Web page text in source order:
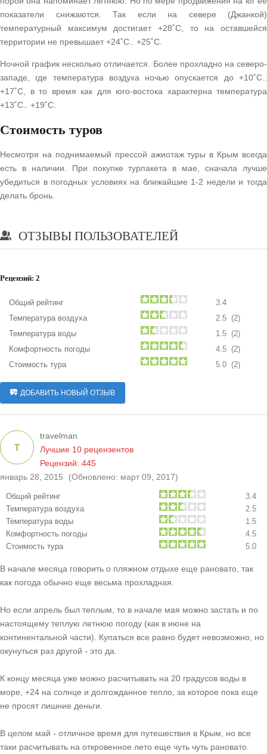
показатели снижаются. Так если на севере (Джанкой)
температурный максимум достигает +28˚С, то на оставшейся
территории не превышает +24˚С.. +25˚С.
Ночной график несколько отличается. Более прохладно на северо-
западе, где температура воздуха ночью опускается до +10˚С..
+17˚С, в то время как для юго-востока характерна температура
+13˚С.. +19˚С.
Стоимость туров
Несмотря на поднимаемый прессой ажиотаж туры в Крым всегда
есть в наличии. При покупке турпакета в мае, сначала лучше
убедиться в погодных условиях на ближайшие 1-2 недели и тогда
делать бронь.
ОТЗЫВЫ ПОЛЬЗОВАТЕЛЕЙ
Рецензий: 2
Общий рейтинг
3.4
Температура воздуха
2.5 (2)
Температура воды
1.5 (2)
Комфортность погоды
4.5 (2)
Стоимость тура
5.0 (2)
ДОБАВИТЬ НОВЫЙ ОТЗЫВ
январь 28, 2015 (Обновлено: март 09, 2017)
Общий рейтинг
3.4
Температура воздуха
2.5
Температура воды
1.5
Комфортность погоды
4.5
Стоимость тура
5.0
В начале месяца говорить о пляжном отдыхе еще рановато, так
как погода обычно еще весьма прохладная.
Но если апрель был теплым, то в начале мая можно застать и по
настоящему теплую летнюю погоду (как в июне на
континентальной части). Купаться все равно будет невозможно, но
окунуться раз другой - это да.
К концу месяца уже можно расчитывать на 20 градусов воды в
море, +24 на солнце и долгожданное тепло, за которое пока еще
не просят лишние деньги.
В целом май - отличное время для путешествия в Крым, но все
таки расчитывать на откровенное лето еще чуть чуть рановато.
T
travelman
Лучшие 10 рецензентов
Рецензий: 445